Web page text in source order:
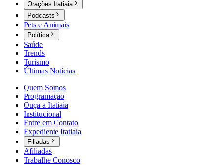
Orações Itatiaia
Podcasts
Pets e Animais
Política
Saúde
Trends
Turismo
Últimas Notícias
Quem Somos
Programação
Ouça a Itatiaia
Institucional
Entre em Contato
Expediente Itatiaia
Filiadas
Afiliadas
Trabalhe Conosco